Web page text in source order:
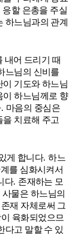
할 은총을 주실
하느님과의 관계
내어 드리기 때
느님의 신비를
이 기도와 하느님
이 하느님께로 향
. 마음의 중심은
치료해 주고
게 합니다.하느
를 심화시켜서
다. 존재하는 모
사물은 하느님의
재 자체로써 그
육화되었으므
다고 말할 수 있